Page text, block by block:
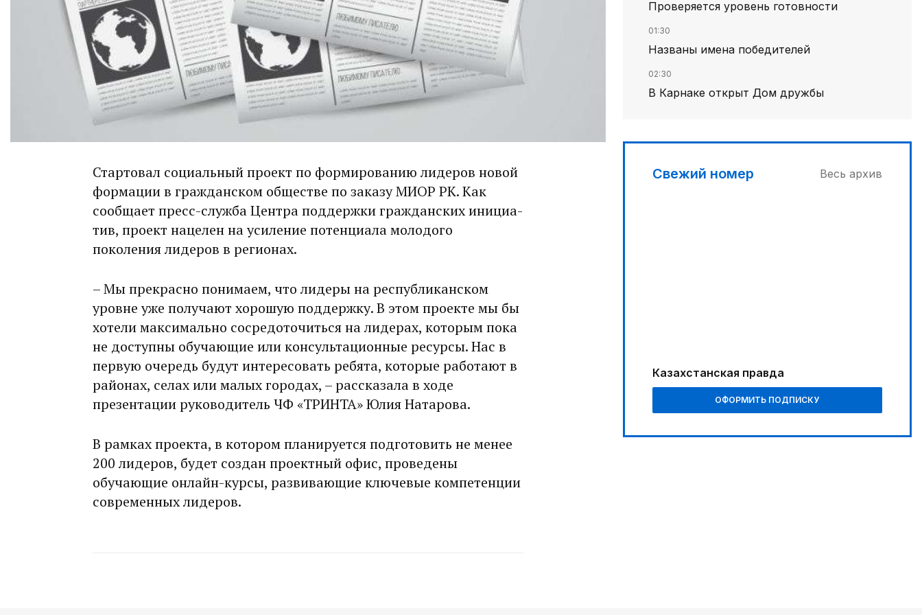
Стартовал социальный проект по формированию лидеров новой
формации в гражданском обществе по заказу МИОР РК. Как
сообщает пресс-служба Центра поддержки гражданских инициа­
тив, проект нацелен на усиление потенциала молодого
поколения лидеров в регионах.
– Мы прекрасно понимаем, что лидеры на республиканском
уровне уже получают хорошую поддерж­ку. В этом проекте мы бы
хотели максимально сосредоточиться на лидерах, которым пока
не доступны обучающие или консультационные ресурсы. Нас в
первую очередь будут интересовать ребята, которые работают в
районах, селах или малых городах, – рассказала в ходе
презентации руководитель ЧФ «ТРИНТА» Юлия Натарова.
В рамках проекта, в котором планируется подготовить не менее
200 лидеров, будет создан проект­ный офис, проведены
обучающие онлайн-курсы, развивающие ключевые компетенции
современных лидеров.
Проверяется уровень готовности
01:30
Названы имена победителей
02:30
В Карнаке открыт Дом дружбы
04:00
06:30
Библиотеки на новый лад
Свежий номер Весь архив
Казахстанская правда
ОФОРМИТЬ ПОДПИСКУ